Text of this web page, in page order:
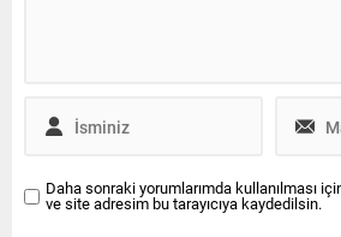
Daha sonraki yorumlarımda kullanılması
ve site adresim bu tarayıcıya kaydedilsin.